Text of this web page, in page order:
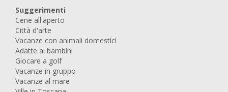
Suggerimenti
Cene all'aperto
Città d'arte
Vacanze con animali domestici
Adatte ai bambini
Giocare a golf
Vacanze in gruppo
Vacanze al mare